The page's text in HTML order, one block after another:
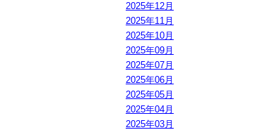
2025年12月
2025年11月
2025年10月
2025年09月
2025年07月
2025年06月
2025年05月
2025年04月
2025年03月